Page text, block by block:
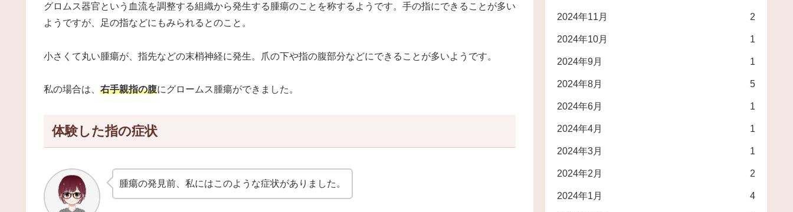
グロムス器官という血流を調整する組織から発生する腫瘍のことを称するようです。手の指にできることが多い
ようですが、足の指などにもみられるとのこと。
小さくて丸い腫瘍が、指先などの末梢神経に発生。爪の下や指の腹部分などにできることが多いようです。
私の場合は、 右手親指の腹にグロームス腫瘍ができました。
体験した指の症状
腫瘍の発見前、私にはこのような症状がありました。
2024年11月 2
2024年10月 1
2024年9月 1
2024年8月 5
2024年6月 1
2024年4月 1
2024年3月 1
2024年2月 2
2024年1月 4